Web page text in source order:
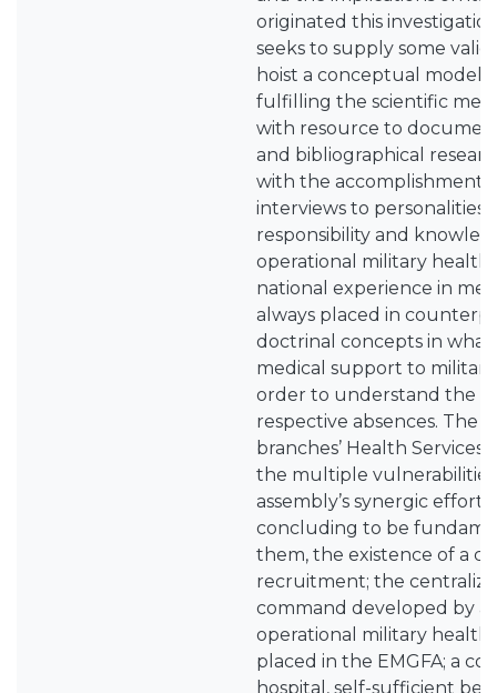
originated this
seeks to supply some
hoist a conceptual model.
fulfilling the scientific
with resource to
and bibliographical
with the accomplishment
interviews to personalities
responsibility and
operational military health.
national experience in
always placed in
doctrinal concepts in
medical support to
order to understand the
respective absences. The
branches’ Health Services
the multiple
assembly’s synergic effort
concluding to be
them, the existence of a
recruitment; the
command developed by a
operational military health,
placed in the EMGFA; a
hospital, self-sufficient